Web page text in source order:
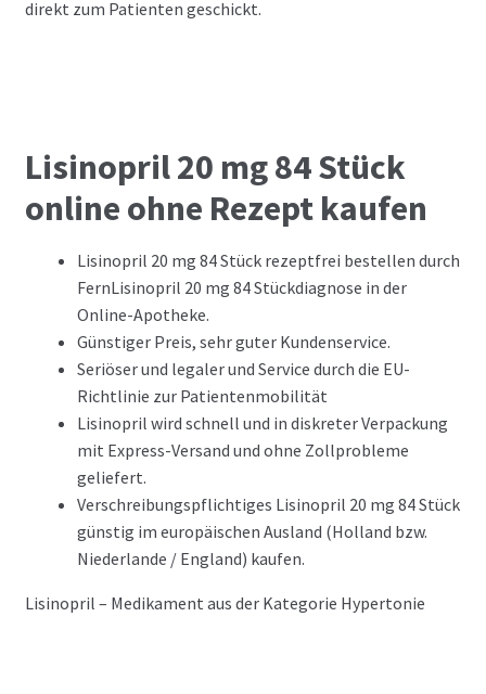
direkt zum Patienten geschickt.
Lisinopril 20 mg 84 Stück
online ohne Rezept kaufen
Lisinopril 20 mg 84 Stück rezeptfrei bestellen durch
FernLisinopril 20 mg 84 Stückdiagnose in der
Online-Apotheke.
Günstiger Preis, sehr guter Kundenservice.
Seriöser und legaler und Service durch die EU-
Richtlinie zur Patientenmobilität
Lisinopril wird schnell und in diskreter Verpackung
mit Express-Versand und ohne Zollprobleme
geliefert.
Verschreibungspflichtiges Lisinopril 20 mg 84 Stück
günstig im europäischen Ausland (Holland bzw.
Niederlande / England) kaufen.
Lisinopril – Medikament aus der Kategorie Hypertonie